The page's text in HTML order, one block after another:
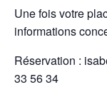
Une fois votre
informations
Réservation :
33 56 34